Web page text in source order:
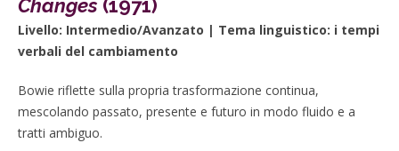
Changes (1971)
Livello: Intermedio/Avanzato | Tema linguistico: i tempi
verbali del cambiamento
Bowie riflette sulla propria trasformazione continua,
mescolando passato, presente e futuro in modo fluido e a
tratti ambiguo.